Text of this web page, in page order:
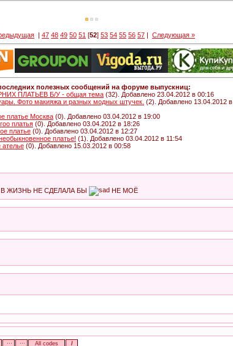
| 47 48 49 50 51 [52] 53 54 55 56 57 | Следующая »
полезных сообщений на форуме выпускниц:
ПЛАТЬЕВ Б/У - общая тема (32). Добавлено 23.04.2012 в 00:16
Фото макияжа и разных модных штучек. (2). Добавлено 13.04.2012 в
платье Москва (0). Добавлено 03.04.2012 в 19:00
платья (0). Добавлено 03.04.2012 в 18:26
платье (0). Добавлено 03.04.2012 в 12:27
платье! (1). Добавлено 03.04.2012 в 11:54
(0). Добавлено 15.03.2012 в 00:58
В ЖИЗНЬ НЕ СДЕЛАЛА БЫ
НЕ МОЁ